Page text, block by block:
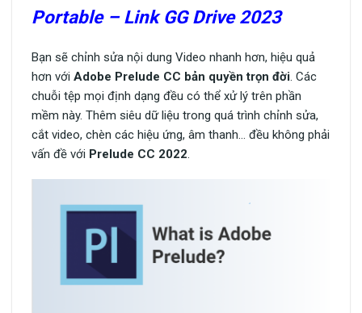
Portable – Link GG Drive 2023
Bạn sẽ chỉnh sửa nội dung Video nhanh hơn, hiệu quả
hơn với Adobe Prelude CC bản quyền trọn đời . Các
chuỗi tệp mọi định dạng đều có thể xử lý trên phần
mềm này. Thêm siêu dữ liệu trong quá trình chỉnh sửa,
cắt video, chèn các hiệu ứng, âm thanh… đều không phải
vấn đề với Prelude CC 2022